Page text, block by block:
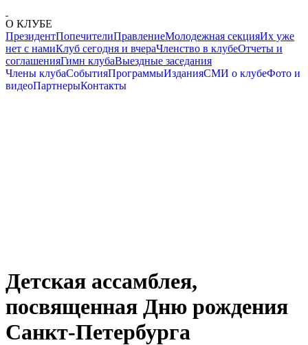
О КЛУБЕ
ПрезидентПопечителиПравлениеМолодежная секцияИх уже
нет с намиКлуб сегодня и вчераЧленство в клубеОтчеты и
соглашенияГимн клубаВыездные заседания
Члены клубаСобытияПрограммыИзданияСМИ о клубеФото и
видеоПартнерыКонтакты
Детская ассамблея,
посвященная Дню рождения
Санкт-Петербурга